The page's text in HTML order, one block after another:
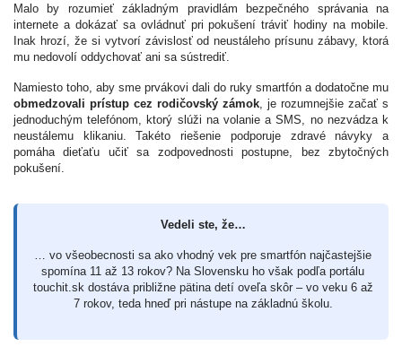
Malo by rozumieť základným pravidlám bezpečného správania na
internete a dokázať sa ovládnuť pri pokušení tráviť hodiny na mobile.
Inak hrozí, že si vytvorí závislosť od neustáleho prísunu zábavy, ktorá
mu nedovolí oddychovať ani sa sústrediť.
Namiesto toho, aby sme prvákovi dali do ruky smartfón a dodatočne mu
obmedzovali prístup cez rodičovský zámok , je rozumnejšie začať s
jednoduchým telefónom, ktorý slúži na volanie a SMS, no nezvádza k
neustálemu klikaniu. Takéto riešenie podporuje zdravé návyky a
pomáha dieťaťu učiť sa zodpovednosti postupne, bez zbytočných
pokušení.
Vedeli ste, že…
… vo všeobecnosti sa ako vhodný vek pre smartfón najčastejšie
spomína 11 až 13 rokov? Na Slovensku ho však podľa portálu
touchit.sk dostáva približne pätina detí oveľa skôr – vo veku 6 až
7 rokov, teda hneď pri nástupe na základnú školu.